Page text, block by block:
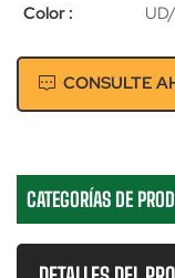
Color :
CONSULTE
CATEGORÍAS DE